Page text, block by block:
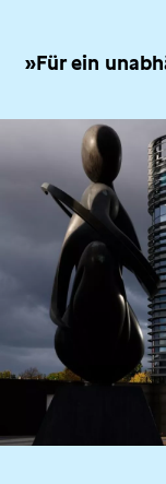
»Für ein